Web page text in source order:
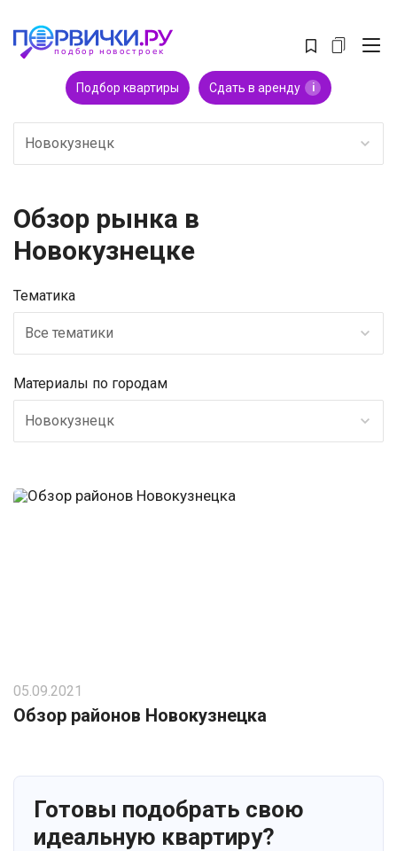
Подбор квартиры Сдать в аренду i
Новокузнецк
Обзор рынка в
Новокузнецке
Тематика
Все тематики
Материалы по городам
Новокузнецк
05.09.2021
Обзор районов Новокузнецка
Готовы подобрать свою
идеальную квартиру?